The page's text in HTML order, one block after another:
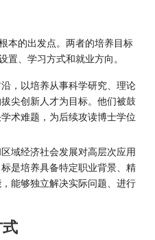
本的出发点。两者的培养目标
置、学习方式和就业方向。
，以培养从事科学研究、理论
尖创新人才为目标。他们被鼓
术难题，为后续攻读博士学位
域经济社会发展对高层次应用
是培养具备特定职业背景、精
能够独立解决实际问题、进行